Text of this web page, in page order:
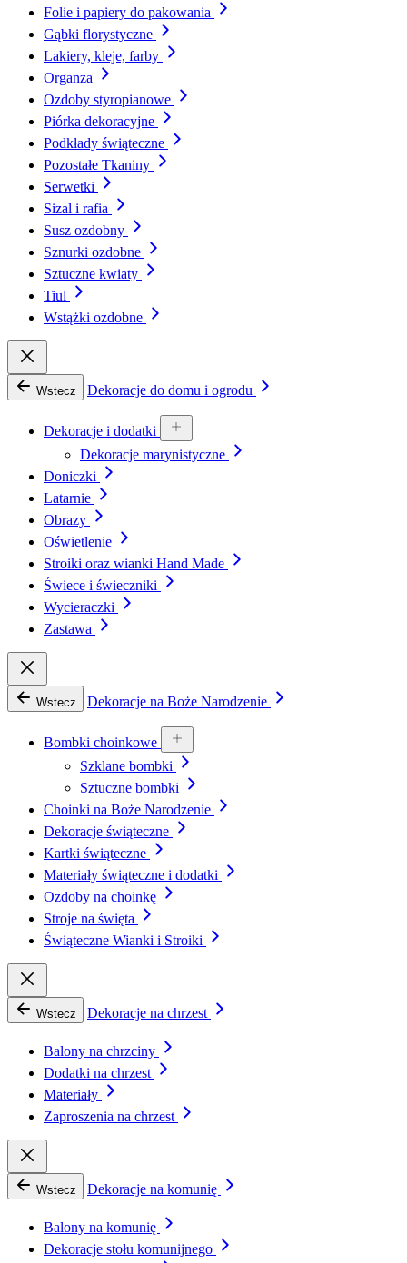
Folie i papiery do pakowania
Gąbki florystyczne
Lakiery, kleje, farby
Organza
Ozdoby styropianowe
Piórka dekoracyjne
Podkłady świąteczne
Pozostałe Tkaniny
Serwetki
Sizal i rafia
Susz ozdobny
Sznurki ozdobne
Sztuczne kwiaty
Tiul
Wstążki ozdobne
Wstecz Dekoracje do domu i ogrodu
Dekoracje i dodatki
Dekoracje marynistyczne
Doniczki
Latarnie
Obrazy
Oświetlenie
Stroiki oraz wianki Hand Made
Świece i świeczniki
Wycieraczki
Zastawa
Wstecz Dekoracje na Boże Narodzenie
Bombki choinkowe
Szklane bombki
Sztuczne bombki
Choinki na Boże Narodzenie
Dekoracje świąteczne
Kartki świąteczne
Materiały świąteczne i dodatki
Ozdoby na choinkę
Stroje na święta
Świąteczne Wianki i Stroiki
Wstecz Dekoracje na chrzest
Balony na chrzciny
Dodatki na chrzest
Materiały
Zaproszenia na chrzest
Wstecz Dekoracje na komunię
Balony na komunię
Dekoracje stołu komunijnego